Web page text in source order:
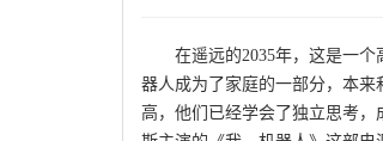
在遥远的2035年，这是一
器人成为了家庭的一部分，本
高，他们已经学会了独立思考